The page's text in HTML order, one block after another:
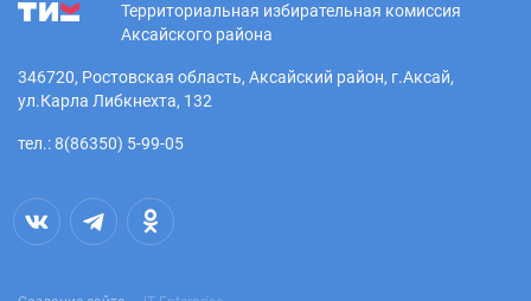
Территориальная избирательная комиссия
Аксайского района
346720, Ростовская область, Аксайский район, г.Аксай,
ул.Карла Либкнехта, 132
тел.: 8(86350) 5-99-05